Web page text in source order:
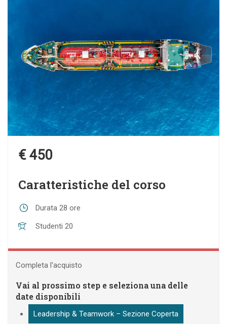
€ 450
Caratteristiche del corso
Durata 28 ore
Studenti 20
Completa l'acquisto
Vai al prossimo step e seleziona una delle
date disponibili
Leadership & Teamwork – Sezione Coperta